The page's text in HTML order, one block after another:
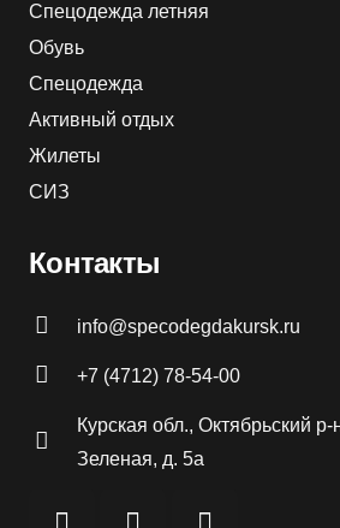
Спецодежда летняя
Обувь
Спецодежда
Активный отдых
Жилеты
СИЗ
Контакты
info@specodegdakursk.ru
+7 (4712) 78-54-00
Курская обл., Октябрьский
Зеленая, д. 5а